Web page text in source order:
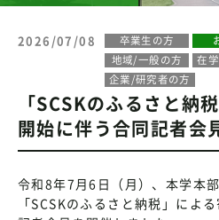
2026/07/08 卒業生の方
地域/一般の方
在
企業/研究者の方
「SCSKのふるさと納
開始に伴う合同記者会
令和8年7月6日（月）、本学本
「SCSKのふるさと納税」によ